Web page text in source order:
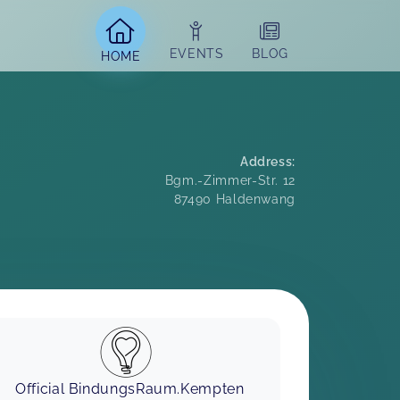
HOME
EVENTS BLOG
Address:
Bgm.-Zimmer-Str. 12
87490 Haldenwang
Ich kann den Stillvorbereitungskurs
von Carina jeder werdenden Mama
wärmstens empfehlen. Mit ihrer
Official BindungsRaum.Kempten